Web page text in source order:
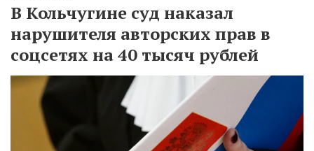
В Кольчугине суд наказал
нарушителя авторских прав в
соцсетях на 40 тысяч рублей